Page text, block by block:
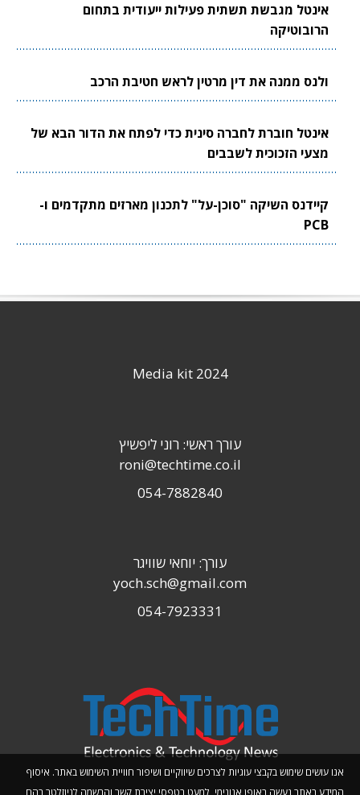
אינטל מגבשת תשתית פעילות ייעודית בתחום
הרובוטיקה
ולנס ממנה את דין מרטין לראש חטיבת הרכב
אינטל חוברת לחברה סינית כדי לפתח את הדור הבא של
מצעי הזכוכית לשבבים
קיידנס השיקה "סוכן-על" לתכנון מארזים מתקדמים ו-
PCB
אנו עושים שימוש בקבצי עוגיות לצרכים שיווקיים ושיפור חוויית השימוש באתר. איסוף
המידע באתר נעשה באופן אנונימי, למעט בטפסי יצירת קשר והרשמה לניוזלטר בהם
Media kit 2024
עורך ראשי: רוני ליפשיץ
roni@techtime.co.il
054-7882840
עורך: יוחאי שוויגר
yoch.sch@gmail.com
054-7923331